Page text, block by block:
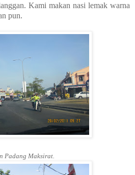
Kami makan nasi lemak warna
pun.
Padang Maksirat.